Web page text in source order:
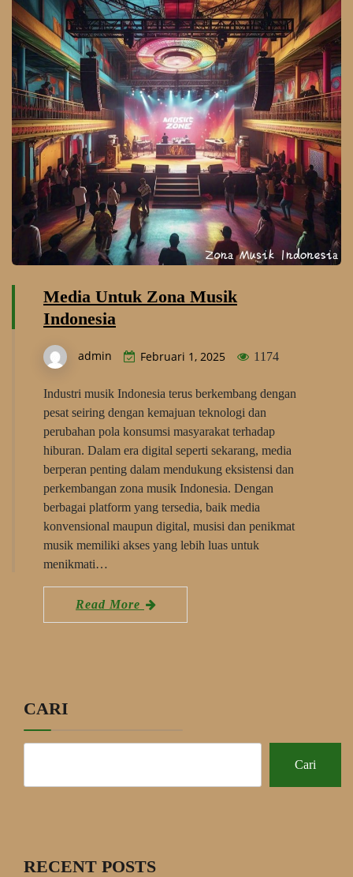
Media Untuk Zona Musik
Indonesia
admin Februari 1, 2025 1174
Industri musik Indonesia terus berkembang dengan
pesat seiring dengan kemajuan teknologi dan
perubahan pola konsumsi masyarakat terhadap
hiburan. Dalam era digital seperti sekarang, media
berperan penting dalam mendukung eksistensi dan
perkembangan zona musik Indonesia. Dengan
berbagai platform yang tersedia, baik media
konvensional maupun digital, musisi dan penikmat
musik memiliki akses yang lebih luas untuk
menikmati…
Read More
CARI
Cari
RECENT POSTS